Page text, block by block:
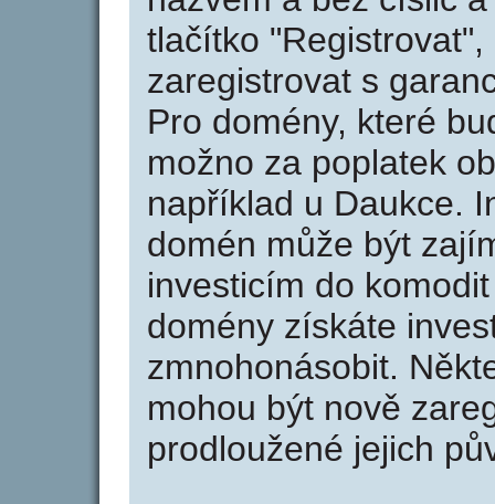
tlačítko
zaregistrovat s
Pro domény, které
možno za poplatek
například u Daukce.
domén může být
investicím do
domény získáte
zmnohonásobit.
mohou být nově
prodloužené jejich